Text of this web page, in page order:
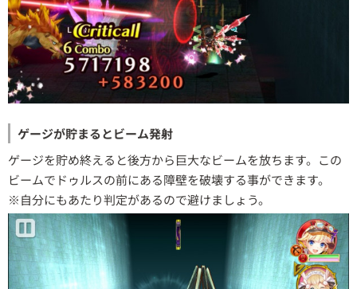
ゲージが貯まるとビーム発射
ゲージを貯め終えると後方から巨大なビームを放ちます。この
ビームでドゥルスの前にある障壁を破壊する事ができます。
※自分にもあたり判定があるので避けましょう。